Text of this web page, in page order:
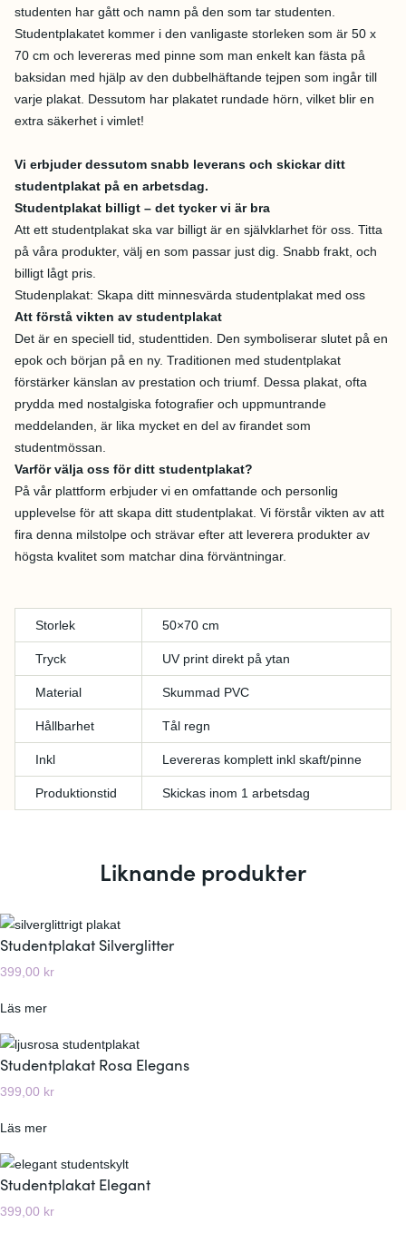
studenten har gått och namn på den som tar studenten.
Studentplakatet kommer i den vanligaste storleken som är 50 x
70 cm och levereras med pinne som man enkelt kan fästa på
baksidan med hjälp av den dubbelhäftande tejpen som ingår till
varje plakat. Dessutom har plakatet rundade hörn, vilket blir en
extra säkerhet i vimlet!
Vi erbjuder dessutom snabb leverans och skickar ditt
studentplakat på en arbetsdag.
Studentplakat billigt – det tycker vi är bra
Att ett studentplakat ska var billigt är en självklarhet för oss. Titta
på våra produkter, välj en som passar just dig. Snabb frakt, och
billigt lågt pris.
Studenplakat: Skapa ditt minnesvärda studentplakat med oss
Att förstå vikten av studentplakat
Det är en speciell tid, studenttiden. Den symboliserar slutet på en
epok och början på en ny. Traditionen med studentplakat
förstärker känslan av prestation och triumf. Dessa plakat, ofta
prydda med nostalgiska fotografier och uppmuntrande
meddelanden, är lika mycket en del av firandet som
studentmössan.
Varför välja oss för ditt studentplakat?
På vår plattform erbjuder vi en omfattande och personlig
upplevelse för att skapa ditt studentplakat. Vi förstår vikten av att
fira denna milstolpe och strävar efter att leverera produkter av
högsta kvalitet som matchar dina förväntningar.
Storlek 50×70 cm
Tryck UV print direkt på ytan
Material Skummad PVC
Hållbarhet Tål regn
Inkl Levereras komplett inkl skaft/pinne
Produktionstid Skickas inom 1 arbetsdag
Liknande produkter
Studentplakat Silverglitter
399,00 kr
Läs mer:
t
u
d
t
p
Studentplakat Rosa Elegans
399,00 kr
Läs mer:
t
u
d
Studentplakat Elegant
399,00 kr